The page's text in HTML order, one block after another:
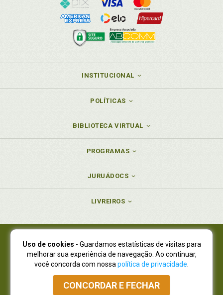
INSTITUCIONAL
POLÍTICAS
BIBLIOTECA VIRTUAL
PROGRAMAS
JURUÁDOCS
LIVREIROS
Juruá Editora Ltda., CNPJ 77.535.508/0001-19
Juruá Informática Ltda., CNPJ 01.701.561/0001-80
NOVO ENDEREÇO:R. Flávio Dallegrave, 7665, São Lourenço |
Curitiba - Paraná - CEP 82210-310
Atendimento: (41) 4009-3900|Vendas Atacado: (41) 4009-3939
Uso de cookies - Guardamos estatísticas de visitas para
melhorar sua experiência de navegação. Ao continuar,
você concorda com nossa política de privacidade
CONCORDAR E FECHAR